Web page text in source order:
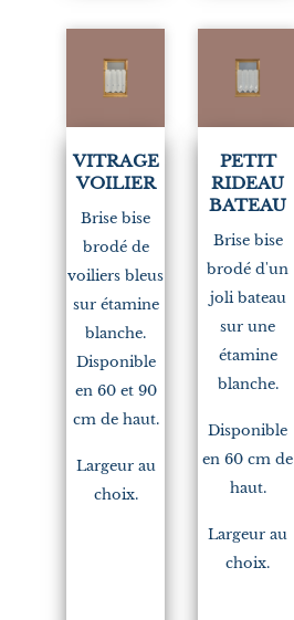
VITRAGE
VOILIER
Brise bise
brodé de
voiliers bleus
sur étamine
blanche.
Disponible
en 60 et 90
cm de haut.
Largeur au
choix.
PETIT
RIDEAU
BATEAU
Brise bise
brodé d'un
joli bateau
sur une
étamine
blanche.
Disponible
en 60 cm de
haut.
Largeur au
choix.